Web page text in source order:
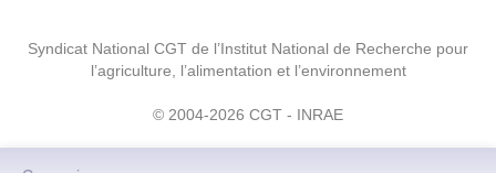
Syndicat National CGT de l’Institut National de Recherche pour
l’agriculture, l’alimentation et l’environnement
© 2004-2026 CGT - INRAE